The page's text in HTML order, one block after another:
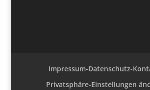
Impressum-Datenschutz-
Privatsphäre-Einstellungen